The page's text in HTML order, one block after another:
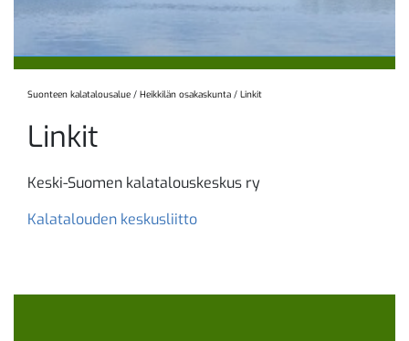
Suonteen kalatalousalue / Heikkilän osakaskunta / Linkit
Linkit
Keski-Suomen kalatalouskeskus ry
Kalatalouden keskusliitto